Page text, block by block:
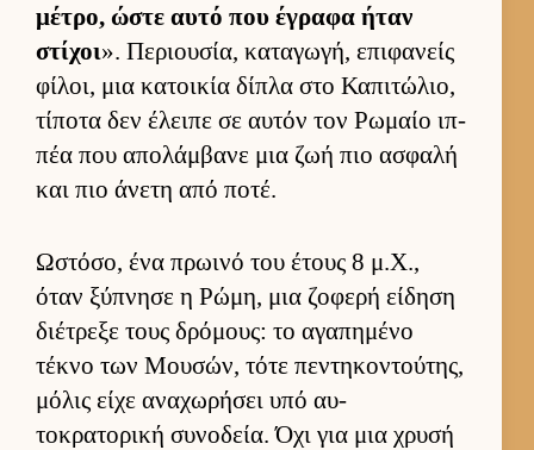
μέτρο, ώστε αυτό που έγραφα ήταν
στίχοι». Περιου­σία, καταγωγή, επιφανείς
φίλοι, μια κατοι­κία δίπλα στο Καπιτώλιο,
τίποτα δεν έλειπε σε αυ­τόν τον Ρωμαίο ιπ­
πέα που απολάμ­βανε μια ζωή πιο ασφαλή
και πιο άνετη από ποτέ.
Ωστόσο, ένα πρωινό του έτους 8 μ.Χ.,
όταν ξύπνησε η Ρώμη, μια ζοφερή εί­δηση
διέτρεξε τους δρόμους: το αγαπημένο
τέκνο των Μου­σών, τότε πεντηκοντού­της,
μόλις είχε αναχωρήσει υπό αυ­
τοκρατορική συνοδεία. Όχι για μια χρυσή